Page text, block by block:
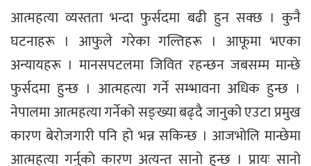
आत्महत्या व्यस्तता भन्दा फुर्सदमा बढी हुन सक्छ । कुनै
घटनाहरू । आफुले गरेका गल्तिहरू । आफूमा भएका
अन्यायहरू । मानसपटलमा जिवित रहन्छन जबसम्म मान्छे
फुर्सदमा हुन्छ । आत्महत्या गर्ने सम्भावना अधिक हुन्छ ।
नेपालमा आत्महत्या गर्नेको सङ्ख्या बढ्दै जानुको एउटा प्रमुख
कारण बेरोजगारी पनि हो भन्न सकिन्छ । आजभोलि मान्छेमा
आत्महत्या गर्नुको कारण अत्यन्त सानो हुन्छ । प्रायः सानो